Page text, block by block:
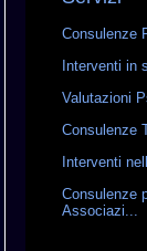
Consulenze
Interventi in
Valutazioni
Consulenze
Interventi
Consulenze
Associazi...